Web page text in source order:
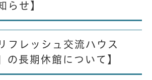
らせ】
フレッシュ交流ハウス
の長期休館について】